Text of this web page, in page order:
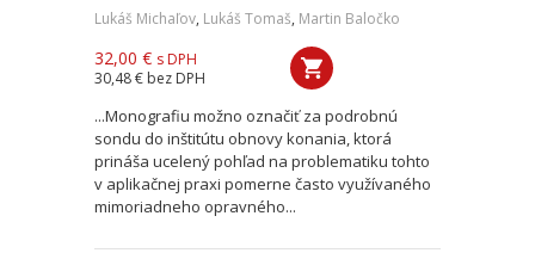
Lukáš Michaľov, Lukáš Tomaš, Martin Baločko
32,00 € s DPH
30,48 € bez DPH
...Monografiu možno označiť za podrobnú
sondu do inštitútu obnovy konania, ktorá
prináša ucelený pohľad na problematiku tohto
v aplikačnej praxi pomerne často využívaného
mimoriadneho opravného...